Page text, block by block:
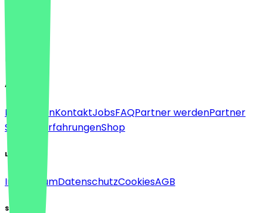
Deutsch
English
About
Für FirmenKontaktJobsFAQPartner werdenPartner
Support
ErfahrungenShop
Legal
ImpressumDatenschutzCookiesAGB
Social